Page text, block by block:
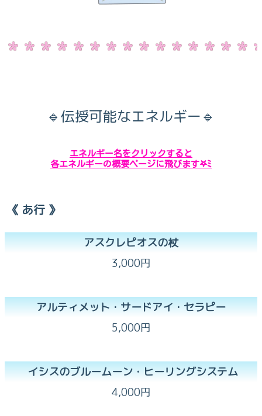
🔹伝授可能なエネルギー🔹
エネルギー名をクリックすると
各エネルギーの概要ページに飛びます𖤐ﾐ
《 あ行 》
アスクレピオスの杖
3,000円
アルティメット・サードアイ・セラピー
5,000円
イシスのブルームーン・ヒーリングシステム
4,000円